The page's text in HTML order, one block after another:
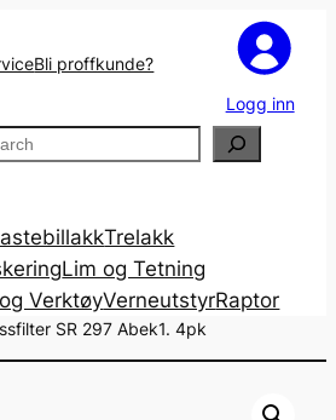
Bli proffkunde?
Logg inn
Trelakk
Lim og Tetning
VerktøyVerneutstyrRaptor
SR 297 Abek1. 4pk